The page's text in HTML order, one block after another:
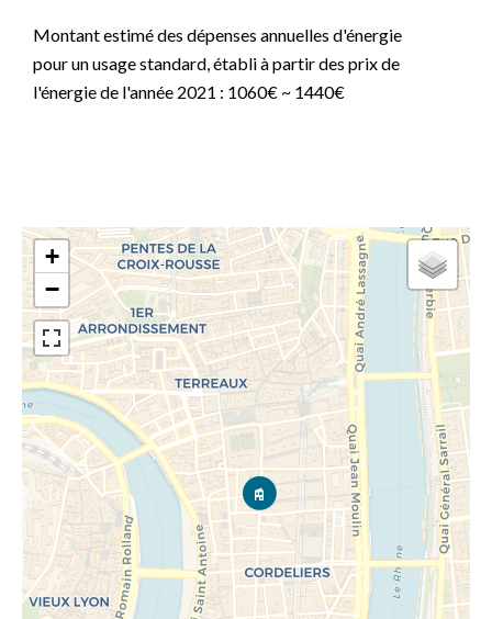
Montant estimé des dépenses annuelles d'énergie
pour un usage standard, établi à partir des prix de
l'énergie de l'année 2021 : 1060€ ~ 1440€
+
−